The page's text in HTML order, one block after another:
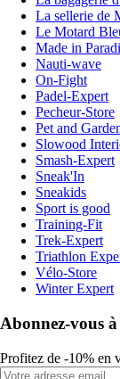
La sellerie de
Le Motard
Made in
Nauti-wave
On-Fight
Padel-Expert
Pecheur-Store
Pet and
Slowood
Smash-Expert
Sneak'In
Sneakids
Sport is good
Training-Fit
Trek-Expert
Triathlon
Vélo-Store
Winter Expert
Abonnez-vous
Profitez de -10% en